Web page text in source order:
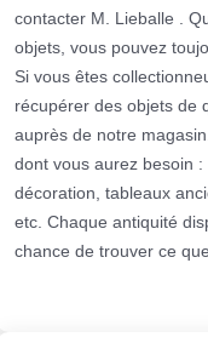
contacter M. Lieballe .
objets, vous pouvez
Si vous êtes
récupérer des objets de
auprès de notre
dont vous aurez besoin
décoration, tableaux
etc. Chaque antiquité
chance de trouver ce